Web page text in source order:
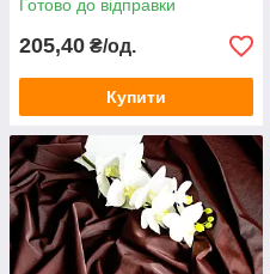
Готово до відправки
205,40 ₴/од.
Купити